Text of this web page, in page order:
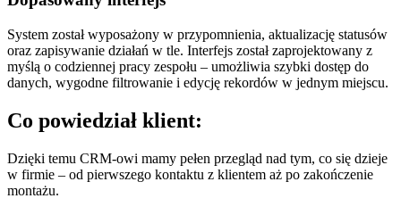
System został wyposażony w przypomnienia, aktualizację statusów
oraz zapisywanie działań w tle. Interfejs został zaprojektowany z
myślą o codziennej pracy zespołu – umożliwia szybki dostęp do
danych, wygodne filtrowanie i edycję rekordów w jednym miejscu.
Co powiedział klient:
Dzięki temu CRM-owi mamy pełen przegląd nad tym, co się dzieje
w firmie – od pierwszego kontaktu z klientem aż po zakończenie
montażu.